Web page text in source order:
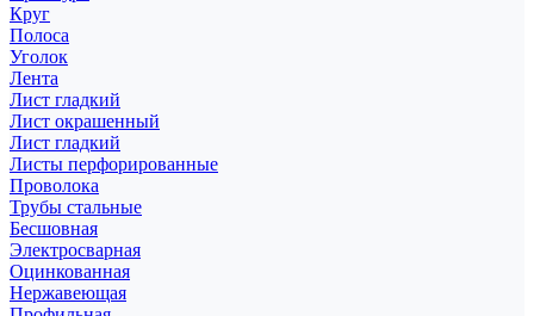
Круг
Полоса
Уголок
Лента
Лист гладкий
Лист окрашенный
Лист гладкий
Листы перфорированные
Проволока
Трубы стальные
Бесшовная
Электросварная
Оцинкованная
Нержавеющая